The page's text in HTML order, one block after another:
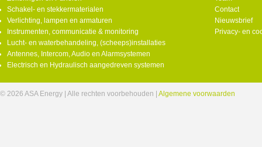
Schakel- en stekkermaterialen
Verlichting, lampen en armaturen
Instrumenten, communicatie & monitoring
Lucht- en waterbehandeling, (scheeps)installaties
Antennes, Intercom, Audio en Alarmsystemen
Electrisch en Hydraulisch aangedreven systemen
Contact
Nieuwsbrief
Privacy- en
© 2026 ASA Energy | Alle rechten voorbehouden | Algemene voorwaarden